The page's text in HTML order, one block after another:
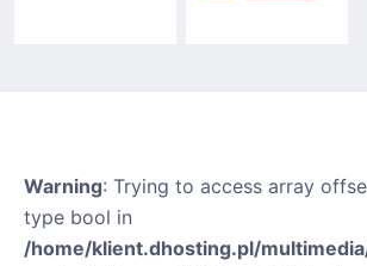
Warning: Trying to access array
type bool in
/home/klient.dhosting.pl/